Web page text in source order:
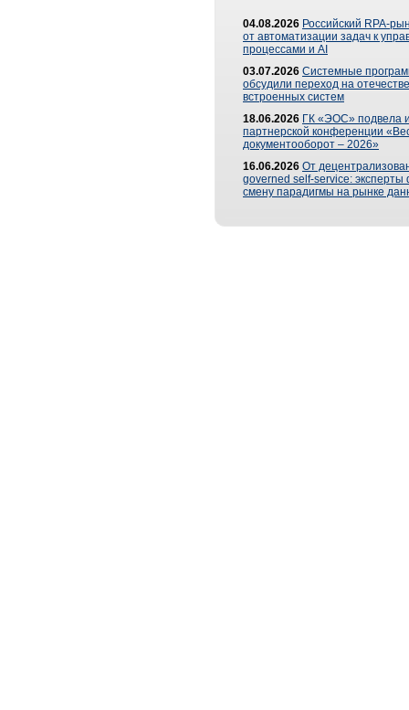
04.08.2026 Российский RPA-
от автоматизации задач к
процессами и AI
03.07.2026 Системные
обсудили переход на
встроенных систем
18.06.2026 ГК «ЭОС» подвела
партнерской конференции
документооборот – 2026»
16.06.2026 От
governed self-service: эксперты
смену парадигмы на рынке